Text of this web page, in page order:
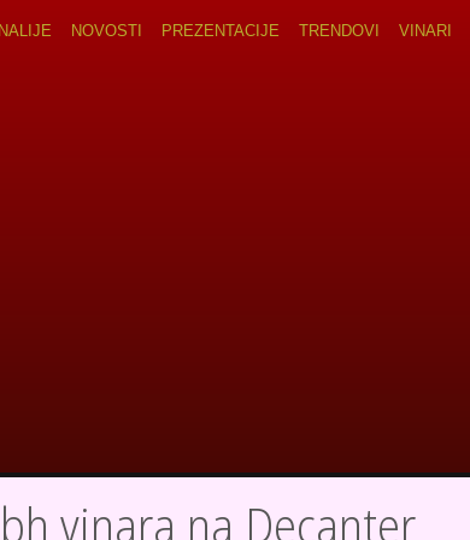
navigation
NOVOSTI PREZENTACIJE TRENDOVI VINARI
vinara na Decanter